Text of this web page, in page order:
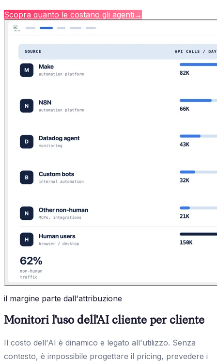
Scopra quanto le costano gli agenti →
il margine parte dall'attribuzione
Monitori l'uso dell'AI cliente per cliente
Il costo dell'AI è dinamico e legato all'utilizzo. Senza
contesto, è impossibile progettare il pricing, prevedere i